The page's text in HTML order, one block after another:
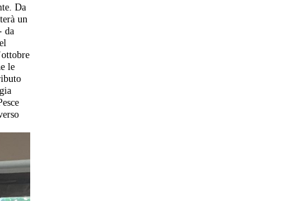
Da
un
da
le